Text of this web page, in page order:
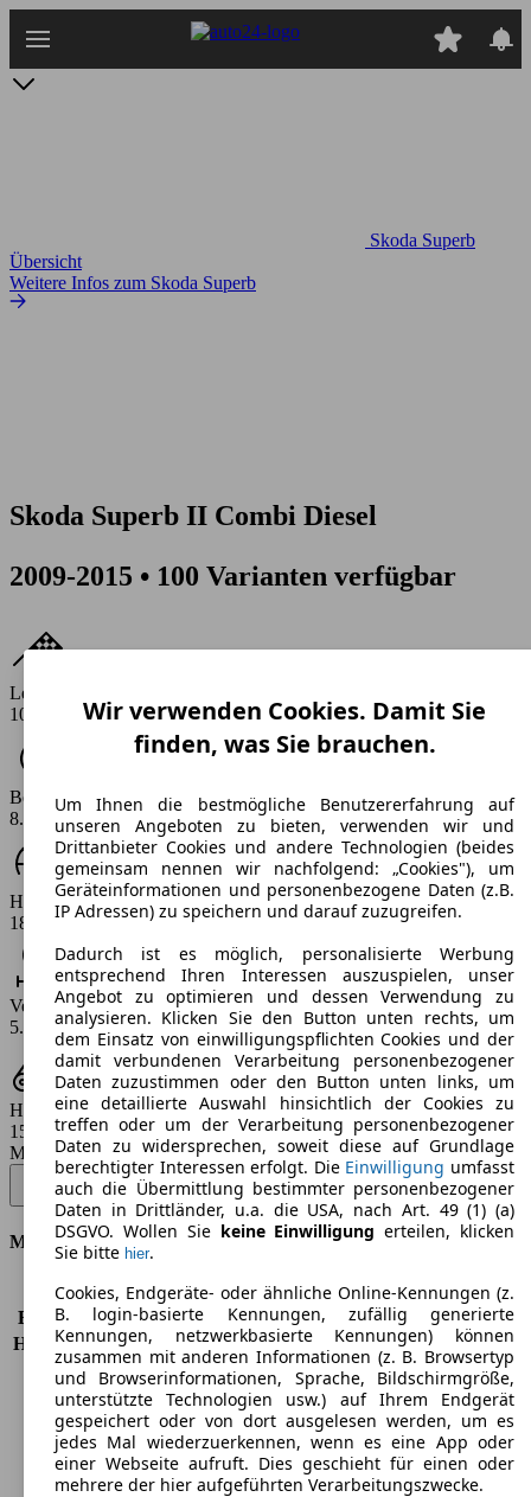
Hauptinhalt
Skoda Superb
Übersicht
Weitere Infos zum Skoda Superb
Skoda Superb II Combi Diesel
2009-2015 • 100 Varianten verfügbar
Leistung
105 - 170 PS
Beschleunigung (0-100 km/h)
8.8 - 12.6 s
Höchstgeschwindigkeit (km/h)
187 - 220 km/h
Verbrauch
5.2 - 8.9 l/100km
Hubraum
1598 - 1968 ccm
Modellbezeichnung:
Superb Combi 1.6 TDI GreenLine - 77 KW (105 PS) (2013/05 -
2015/02)▼
Motor & Leistung
KW (PS)
77 kW (105 PS)
Beschleunigung (0-100 km/h) 12,6s
Höchstgeschwindigkeit (km/h) 187 km/h
Anzahl der Gänge
6
Drehmoment
250 nm
Hubraum
1598 ccm
Kraftstoff
Diesel
Zylinder
4
Wir verwenden Cookies. Damit Sie
finden, was Sie brauchen.
Um Ihnen die bestmögliche Benutzererfahrung auf
unseren Angeboten zu bieten, verwenden wir und
Drittanbieter Cookies und andere Technologien (beides
gemeinsam nennen wir nachfolgend: „Cookies"), um
Geräteinformationen und personenbezogene Daten (z.B.
IP Adressen) zu speichern und darauf zuzugreifen.
Dadurch ist es möglich, personalisierte Werbung
entsprechend Ihren Interessen auszuspielen, unser
Angebot zu optimieren und dessen Verwendung zu
analysieren. Klicken Sie den Button unten rechts, um
dem Einsatz von einwilligungspflichten Cookies und der
damit verbundenen Verarbeitung personenbezogener
Daten zuzustimmen oder den Button unten links, um
eine detaillierte Auswahl hinsichtlich der Cookies zu
treffen oder um der Verarbeitung personenbezogener
Daten zu widersprechen, soweit diese auf Grundlage
berechtigter Interessen erfolgt. Die Einwilligung umfasst
auch die Übermittlung bestimmter personenbezogener
Daten in Drittländer, u.a. die USA, nach Art. 49 (1) (a)
DSGVO. Wollen Sie keine Einwilligung erteilen, klicken
Sie bitte hier.
Cookies, Endgeräte- oder ähnliche Online-Kennungen (z.
B. login-basierte Kennungen, zufällig generierte
Kennungen, netzwerkbasierte Kennungen) können
zusammen mit anderen Informationen (z. B. Browsertyp
und Browserinformationen, Sprache, Bildschirmgröße,
unterstützte Technologien usw.) auf Ihrem Endgerät
gespeichert oder von dort ausgelesen werden, um es
jedes Mal wiederzuerkennen, wenn es eine App oder
einer Webseite aufruft. Dies geschieht für einen oder
mehrere der hier aufgeführten Verarbeitungszwecke.